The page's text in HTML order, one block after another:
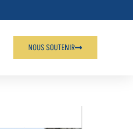
NOUS SOUTENIR